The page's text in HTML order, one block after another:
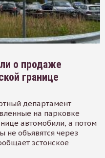
о продаже
границе
департамент
на парковке
автомобили, а потом
не объявятся через
эстонское